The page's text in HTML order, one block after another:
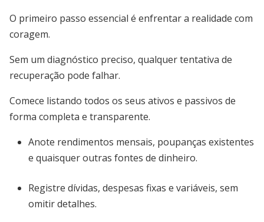
O primeiro passo essencial é enfrentar a realidade com
coragem.
Sem um diagnóstico preciso, qualquer tentativa de
recuperação pode falhar.
Comece listando todos os seus ativos e passivos de
forma completa e transparente.
Anote rendimentos mensais, poupanças existentes
e quaisquer outras fontes de dinheiro.
Registre dívidas, despesas fixas e variáveis, sem
omitir detalhes.